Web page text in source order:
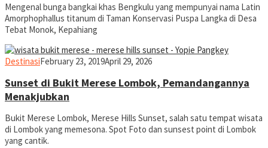
Mengenal bunga bangkai khas Bengkulu yang mempunyai nama Latin
Amorphophallus titanum di Taman Konservasi Puspa Langka di Desa
Tebat Monok, Kepahiang
Destinasiyopiefranz
February 23, 2019April 29, 2026
Sunset di Bukit Merese Lombok, Pemandangannya
Menakjubkan
Bukit Merese Lombok, Merese Hills Sunset, salah satu tempat wisata
di Lombok yang memesona. Spot Foto dan sunsest point di Lombok
yang cantik.